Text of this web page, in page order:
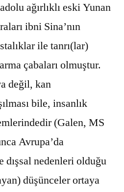
ağırlıklı eski Yunan
ibni Sina’nın
ile tanrı(lar)
çabaları olmuştur.
değil, kan
bile, insanlık
(Galen, MS
Avrupa’da
dışsal nedenleri olduğu
düşünceler ortaya